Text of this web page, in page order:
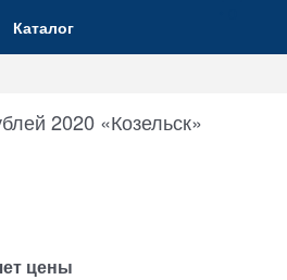
Каталог
2020 «Козельск»
цены